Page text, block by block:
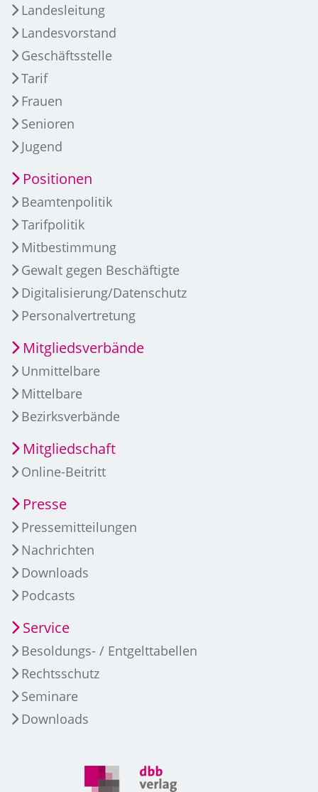
Landesleitung
Landesvorstand
Geschäftsstelle
Tarif
Frauen
Senioren
Jugend
Positionen
Beamtenpolitik
Tarifpolitik
Mitbestimmung
Gewalt gegen Beschäftigte
Digitalisierung/Datenschutz
Personalvertretung
Mitgliedsverbände
Unmittelbare
Mittelbare
Bezirksverbände
Mitgliedschaft
Online-Beitritt
Presse
Pressemitteilungen
Nachrichten
Downloads
Podcasts
Service
Besoldungs- / Entgelttabellen
Rechtsschutz
Seminare
Downloads